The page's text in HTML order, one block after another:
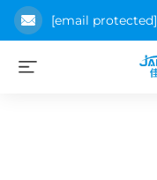
[email protected]